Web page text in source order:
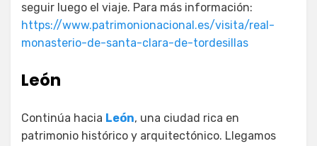
seguir luego el viaje. Para más información:
https://www.patrimonionacional.es/visita/real-
monasterio-de-santa-clara-de-tordesillas
León
Continúa hacia León, una ciudad rica en
patrimonio histórico y arquitectónico. Llegamos